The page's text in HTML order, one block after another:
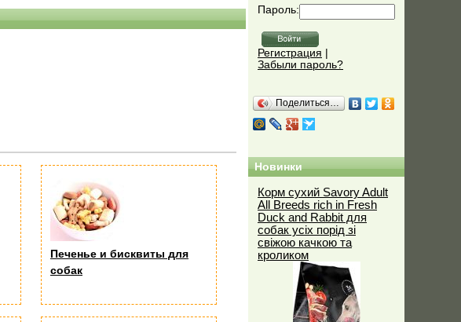
Печенье и бисквиты для
собак
Пароль:
Регистрация
Забыли пароль?
Поделиться…
Новинки
Корм сухий Savory Adult
All Breeds rich in Fresh
Duck and Rabbit для
собак усіх порід зі
свіжою качкою та
кроликом